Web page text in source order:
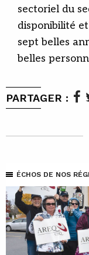
sectoriel du
disponibilité
sept belles
belles
PARTAGER :
ÉCHOS DE NOS